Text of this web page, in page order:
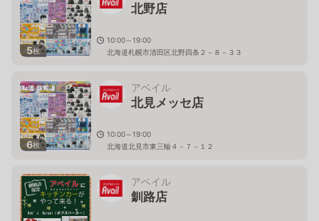
5枚
北野店
10:00～19:00
北海道札幌市清田区北野四条２－８－３３
6枚
アベイル
北見メッセ店
10:00～19:00
北海道北見市東三輪４－７－１２
アベイル
釧路店